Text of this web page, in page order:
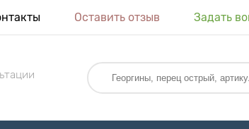
Оставить отзыв Задать